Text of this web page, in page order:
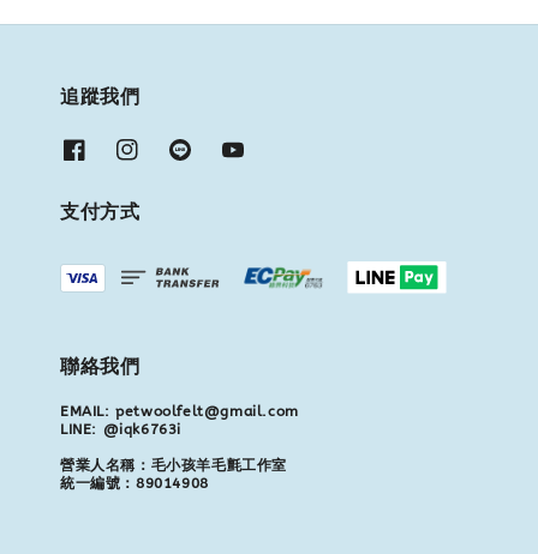
追蹤我們
支付方式
聯絡我們
EMAIL: petwoolfelt@gmail.com
LINE: @iqk6763i
營業人名稱：毛小孩羊毛氈工作室
統一編號：89014908